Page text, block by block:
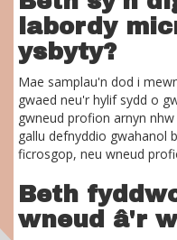
labordy
ysbyty?
Mae samplau'n dod i
gwaed neu'r hylif sydd o
gwneud profion arnyn
gallu defnyddio gwahanol
ficrosgop, neu wneud
Beth
wneud â'r